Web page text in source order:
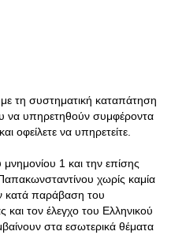
τη συστηματική καταπάτηση
να υπηρετηθούν συμφέροντα
οφείλετε να υπηρετείτε.
1 και την επίσης
χωρίς καμία
κατά παράβαση του
τον έλεγχο του Ελληνικού
στα εσωτερικά θέματα